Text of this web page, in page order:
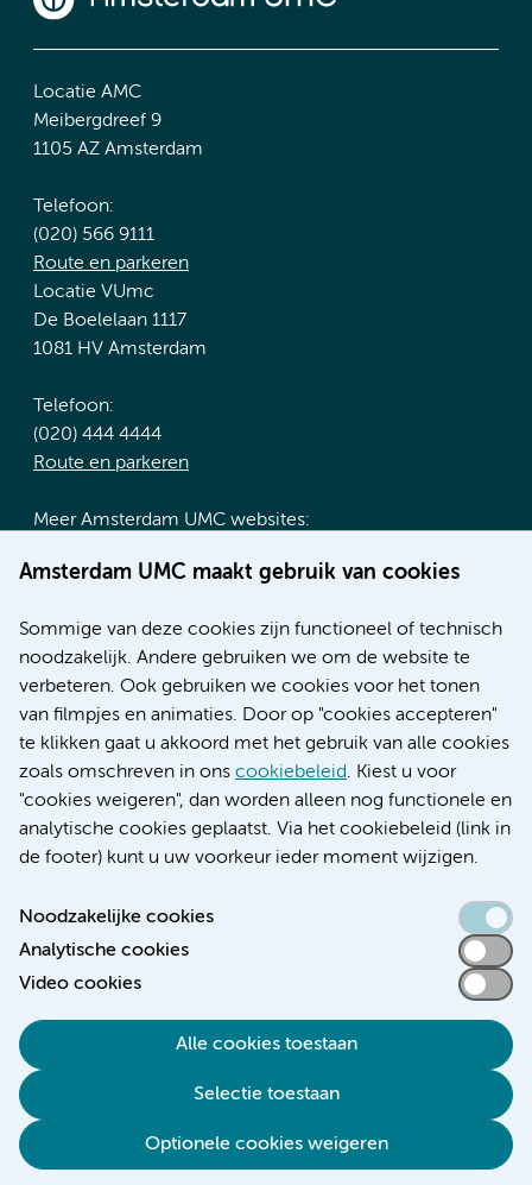
Amsterdam UMC maakt gebruik van cookies
Sommige van deze cookies zijn functioneel of technisch
noodzakelijk. Andere gebruiken we om de website te
verbeteren. Ook gebruiken we cookies voor het tonen
van filmpjes en animaties. Door op "cookies accepteren"
te klikken gaat u akkoord met het gebruik van alle cookies
zoals omschreven in ons cookiebeleid. Kiest u voor
"cookies weigeren", dan worden alleen nog functionele en
analytische cookies geplaatst. Via het cookiebeleid (link in
de footer) kunt u uw voorkeur ieder moment wijzigen.
Noodzakelijke cookies
Analytische cookies
Video cookies
Alle cookies toestaan
Selectie toestaan
Optionele cookies weigeren
Locatie AMC
Meibergdreef 9
1105 AZ Amsterdam
Telefoon:
(020) 566 9111
Route en parkeren
Locatie VUmc
De Boelelaan 1117
1081 HV Amsterdam
Telefoon:
(020) 444 4444
Route en parkeren
Meer Amsterdam UMC websites:
Werken bij Amsterdam UMC
Nieuws
Research
Educatie locatie AMC
Educatie locatie VUmc
Verwijzen & diagnostiek
Toegankelijkheidsverklaring
Cookieverklaring